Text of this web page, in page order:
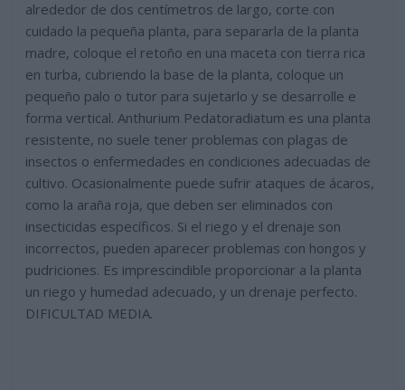
alrededor de dos centímetros de largo, corte con
cuidado la pequeña planta, para separarla de la planta
madre, coloque el retoño en una maceta con tierra rica
en turba, cubriendo la base de la planta, coloque un
pequeño palo o tutor para sujetarlo y se desarrolle e
forma vertical. Anthurium Pedatoradiatum es una planta
resistente, no suele tener problemas con plagas de
insectos o enfermedades en condiciones adecuadas de
cultivo. Ocasionalmente puede sufrir ataques de ácaros,
como la araña roja, que deben ser eliminados con
insecticidas específicos. Si el riego y el drenaje son
incorrectos, pueden aparecer problemas con hongos y
pudriciones. Es imprescindible proporcionar a la planta
un riego y humedad adecuado, y un drenaje perfecto.
DIFICULTAD MEDIA.